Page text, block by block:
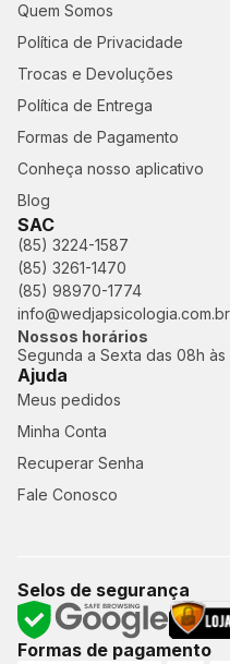
Quem Somos
Política de Privacidade
Trocas e Devoluções
Política de Entrega
Formas de Pagamento
Conheça nosso aplicativo
Blog
SAC
(85) 3224-1587
(85) 3261-1470
(85) 98970-1774
info@wedjapsicologia.com.br
Nossos horários
Segunda a Sexta das 08h às
Ajuda
Meus pedidos
Minha Conta
Recuperar Senha
Fale Conosco
Selos de segurança
Formas de pagamento